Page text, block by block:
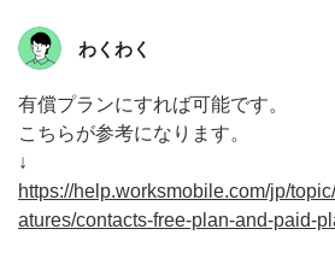
わくわく
有償プランにすれば可能です。
こちらが参考になります。
↓
https://help.worksmobile.com/jp/
atures/contacts-free-plan-and-paid-